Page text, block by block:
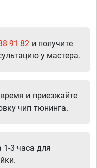
91 82 и получите
у мастера.
и приезжайте
чип тюнинга.
1-3 часа для